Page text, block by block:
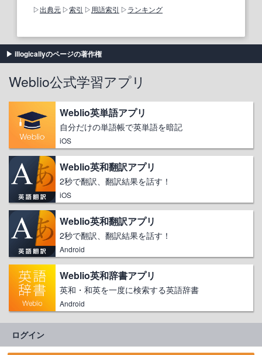
出典元 索引 用語索引 ランキング
illogicallyのページの著作権
Weblio公式学習アプリ
Weblio英単語アプリ
自分だけの単語帳で英単語を暗記
iOS
Weblio英和翻訳アプリ
2秒で翻訳、翻訳結果を話す！
iOS
Weblio英和翻訳アプリ
2秒で翻訳、翻訳結果を話す！
Android
Weblio英和辞書アプリ
英和・和英を一度に検索する英語辞書
Android
ログイン